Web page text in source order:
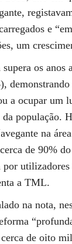
e
um
os anos
demonstrando
a ocupar um
população.
na
de 90%
por
a TML.
na nota,
de oito